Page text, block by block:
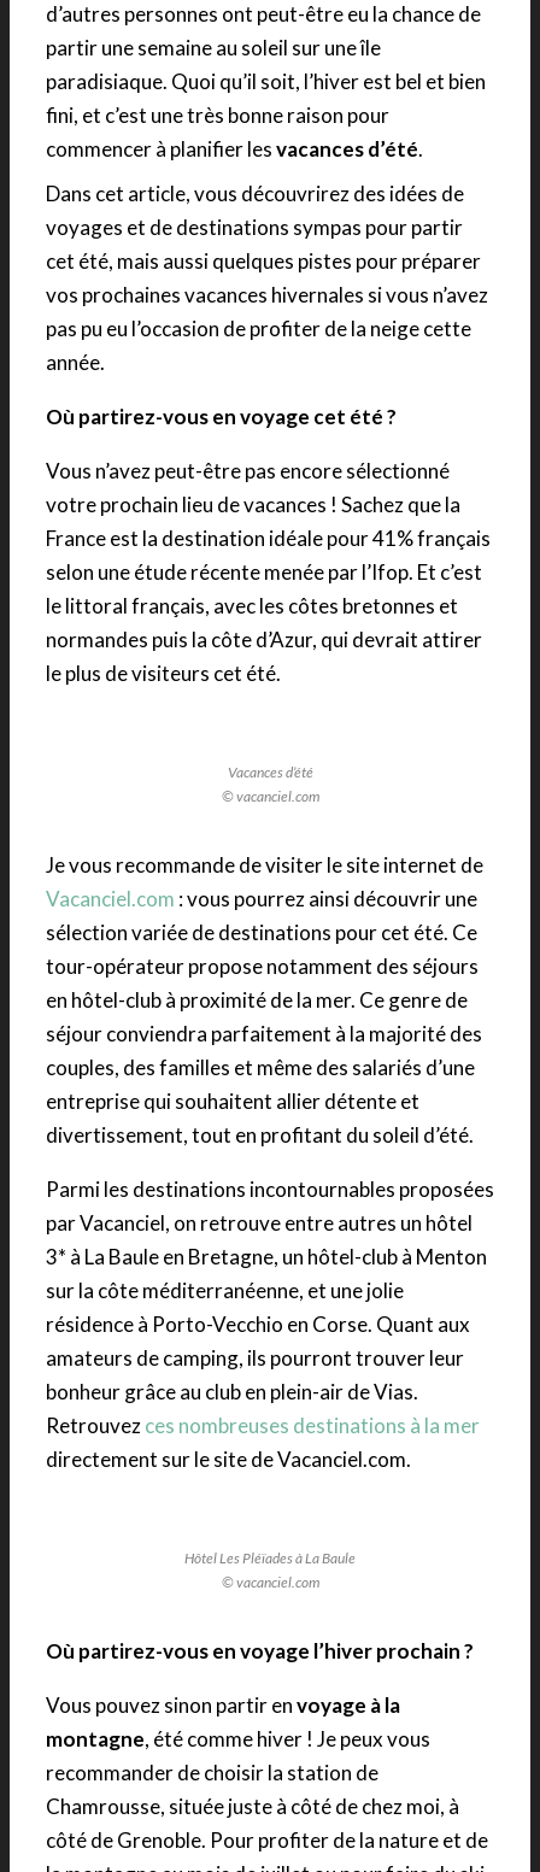
d’autres personnes ont peut-être eu la chance de
partir une semaine au soleil sur une île
paradisiaque. Quoi qu’il soit, l’hiver est bel et bien
fini, et c’est une très bonne raison pour
commencer à planifier lesvacances d’été.
Dans cet article, vous découvrirez des idées de
voyages et de destinations sympas pour partir
cet été, mais aussi quelques pistes pour préparer
vos prochaines vacances hivernales si vous n’avez
pas pu eu l’occasion de profiter de la neige cette
année.
Où partirez-vous en voyage cet été ?
Vous n’avez peut-être pas encore sélectionné
votre prochain lieu de vacances ! Sachez que la
France est la destination idéale pour 41% français
selon une étude récente menée par l’Ifop. Et c’est
le littoral français, avec les côtes bretonnes et
normandes puis la côte d’Azur, qui devrait attirer
le plus de visiteurs cet été.
Vacances d’été
© vacanciel.com
Je vous recommande de visiter le site internet de
Vacanciel.com : vous pourrez ainsi découvrir une
sélection variée de destinations pour cet été. Ce
tour-opérateur propose notamment des séjours
en hôtel-club à proximité de la mer. Ce genre de
séjour conviendra parfaitement à la majorité des
couples, des familles et même des salariés d’une
entreprise qui souhaitent allier détente et
divertissement, tout en profitant du soleil d’été.
Parmi les destinations incontournables proposées
par Vacanciel, on retrouve entre autres un hôtel
3* à La Baule en Bretagne, un hôtel-club à Menton
sur la côte méditerranéenne, et une jolie
résidence à Porto-Vecchio en Corse. Quant aux
amateurs de camping, ils pourront trouver leur
bonheur grâce au club en plein-air de Vias.
Retrouvezces nombreuses destinations à la mer
directement sur le site de Vacanciel.com.
Hôtel Les Pléïades à La Baule
© vacanciel.com
Où partirez-vous en voyage l’hiver prochain ?
Vous pouvez sinon partir envoyage à la
montagne, été comme hiver ! Je peux vous
recommander de choisir la station de
Chamrousse, située juste à côté de chez moi, à
côté de Grenoble. Pour profiter de la nature et de